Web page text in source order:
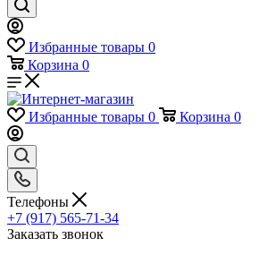
Избранные товары 0
Корзина 0
Избранные товары 0 Корзина 0
Телефоны
+7 (917) 565-71-34
Заказать звонок